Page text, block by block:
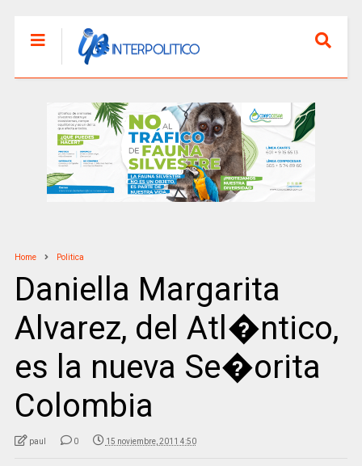
Home Politica
Daniella Margarita
Alvarez, del Atl�ntico,
es la nueva Se�orita
Colombia
paul 0 15 noviembre, 2011 4:50